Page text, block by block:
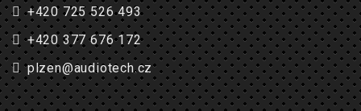
+420 725 526 493
+420 377 676 172
plzen@audiotech.cz